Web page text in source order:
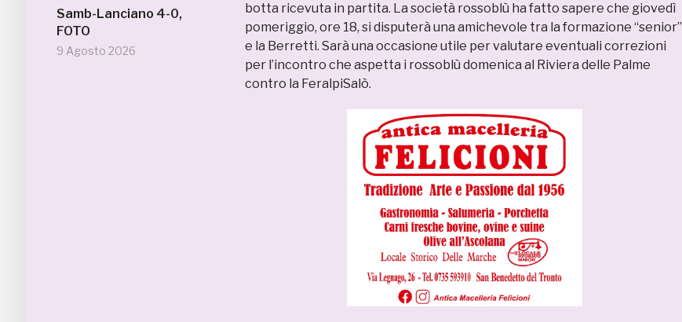
Samb-Lanciano 4-0,
FOTO
9 Agosto 2026
botta ricevuta in partita. La società rossoblù ha fatto sapere che giovedì
pomeriggio, ore 18, si disputerà una amichevole tra la formazione “senior”
e la Berretti. Sarà una occasione utile per valutare eventuali correzioni
per l’incontro che aspetta i rossoblù domenica al Riviera delle Palme
contro la FeralpiSalò.